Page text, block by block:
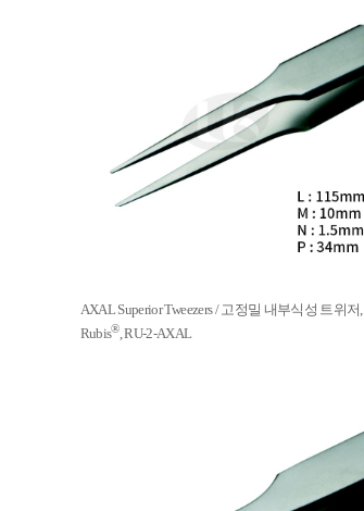
AXAL Superior Tweezers / 고정밀 내부식성 트위저,
Rubis®, RU-2-AXAL